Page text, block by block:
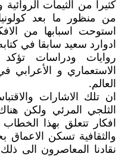
كثيرا من الثيمات الروائية
من منظور ما بعد
استوحت اسبابها من
ادوارد سعيد سابقا في
روايات ودراسات تؤكد
الاستعماري و الأعرابي
العالم.
ان تلك الاشارات
الثلجي المرئي ولكن
افكار تتعلق بهذا الخطاب
والثقافية تسكن الاعماق
نقادنا المعاصرون الى